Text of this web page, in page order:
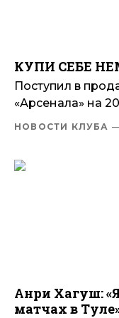
КУПИ СЕБЕ
Поступил в
«Арсенала» на
НОВОСТИ КЛУБА —
Анри Хагуш:
матчах в